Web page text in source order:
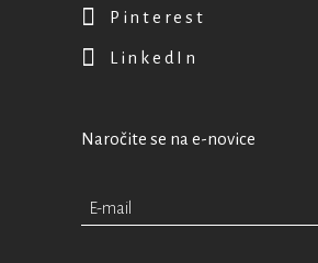
Pinterest
LinkedIn
Naročite se na e-novice